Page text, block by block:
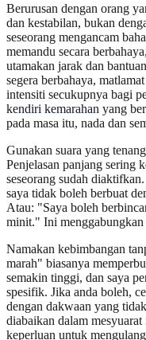
Berurusan dengan orang
dan kestabilan, bukan
seseorang mengancam
memandu secara
utamakan jarak dan
segera berbahaya,
intensiti secukupnya bagi
kendiri kemarahan yang
pada masa itu, nada dan
Gunakan suara yang
Penjelasan panjang sering
seseorang sudah
saya tidak boleh berbuat
Atau: "Saya boleh
minit." Ini menggabungkan
Namakan kebimbangan
marah" biasanya
semakin tinggi, dan saya
spesifik. Jika anda boleh,
dengan dakwaan yang
diabaikan dalam
keperluan untuk